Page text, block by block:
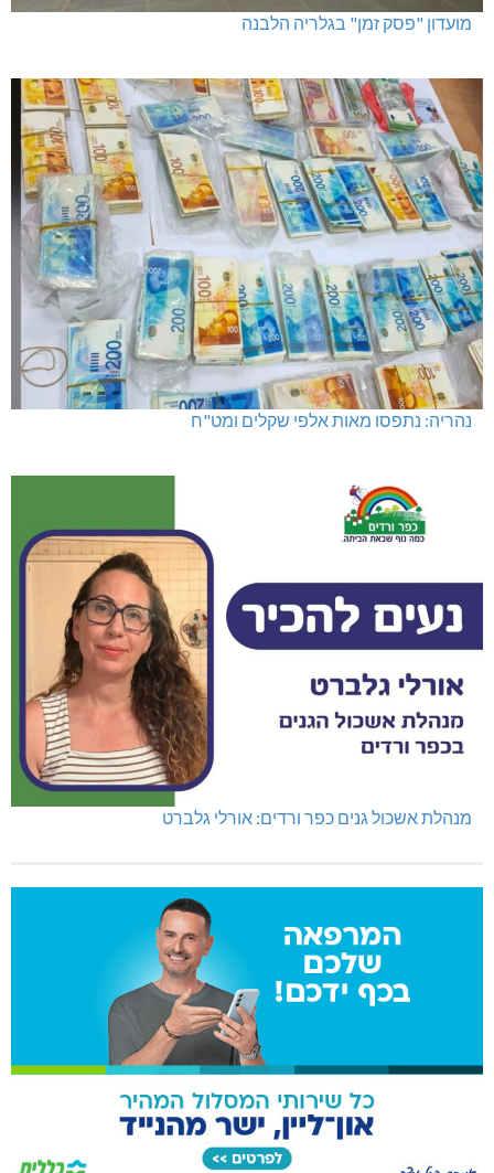
מועדון "פסק זמן" בגלריה הלבנה
נהריה: נתפסו מאות אלפי שקלים ומט"ח
מנהלת אשכול גנים כפר ורדים: אורלי גלברט